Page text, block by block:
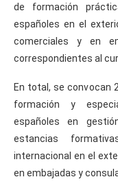
de formación
españoles en el
comerciales y en
correspondientes al
En total, se convocan
formación y
españoles en
estancias
internacional en el
en embajadas y